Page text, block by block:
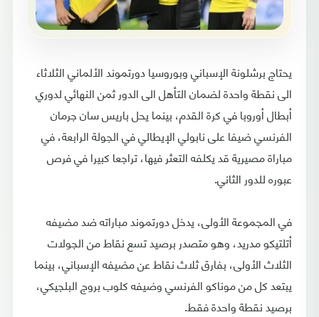
يحتاج برشلونة الإسباني وبوروسيا دورتموند الألماني الثلاثاء
الى نقطة واحدة لضمان التأهل الى الدور ثمن النهائي لدوري
أبطال أوروبا في كرة القدم، بينما يحل باريس سان جرمان
الفرنسي ضيفا على نابولي الإيطالي في الجولة الرابعة، في
مباراة مصيرية قد يكلفه التعثر فيها، تراجعا كبيرا في فرص
عبوره للدور الثاني.
في المجموعة الأولى، يدخل دورتموند مباراته ضد مضيفه
أتلتيكو مدريد، وهو متصدر برصيد تسع نقاط من الجولات
الثلاث الأولى، بفارق ثلاث نقاط عن مضيفه الإسباني، بينما
يبتعد كل من موناكو الفرنسي وضيفه كلوب بروج البلجيكي،
برصيد نقطة واحدة فقط.